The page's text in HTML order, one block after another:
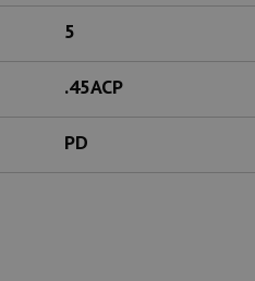
5
.45ACP
PD